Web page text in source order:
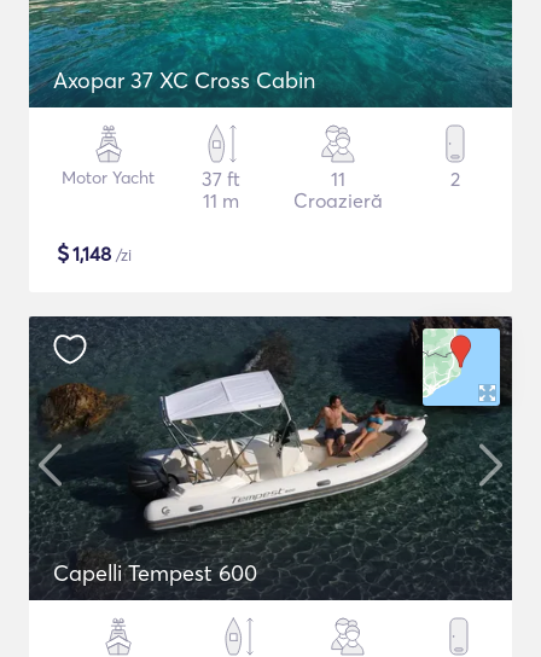
Axopar 37 XC Cross Cabin
Motor Yacht
37 ft
11 m
11
Croazieră
2
$1,148 /zi
Capelli Tempest 600